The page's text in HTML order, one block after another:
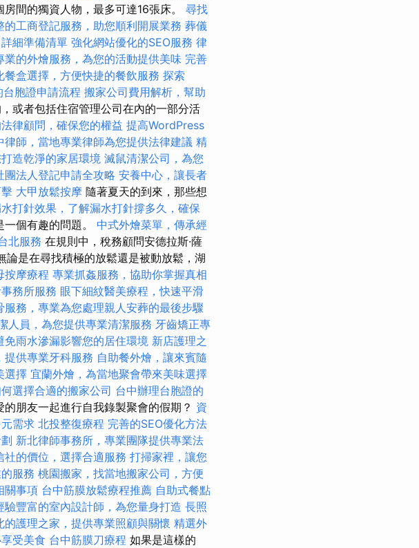
間的獨資人物，最多可達16張床。 尋找
的工商登記服務，助您順利開展業務 葬儀
細準備清單 強化網站優化的SEO服務 律
業的外燴服務，為您的活動提供美味 完善
餐盒選擇，方便快捷的餐飲服務 探索
胞證申請流程 搬家公司費用解析，幫助
或者包括住宿管理公司在內的一部分活
律顧問，確保您的權益 提高WordPress
律師，當地專業律師為您提供法律建議 精
造乾淨的家居環境 滅鼠清潔公司，為您
團法人登記申請全攻略 安養中心，讓長者
大甲放鬆按摩 隨著夏天的到來，那些想
打針效果，了解漏水打針撐多久，確保
個有趣的問題。 中式外燴菜單，傳承經
北服務 在規則中，稅務顧問安德拉斯·薩
是在尋找積極的放鬆還是被動放鬆，湖
按摩療程 專業抓姦服務，協助你掌握真相
務所服務 眼下細紋醫美療程，快速平滑
服務，專業為您處理親人安葬的最後步驟
人員，為您提供專業清潔服務 牙齒矯正專
免雨水滲漏影響您的居住環境 新店護理之
提供專業牙科服務 自助餐外燴，讓來賓隨
選擇 宜蘭外燴，為當地聚會帶來美味選擇
選擇合適的搬家公司 台中辦理台胞證的
朋友一起進行自我錄製聚會的假期？ 資
需求 北投整復療程 完善的SEO優化方法
新北律師事務所，專業團隊提供專業法
社的價位，選擇合適服務 打掃家裡，讓您
服務 桃園搬家，找當地搬家公司，方便
關事項 台中筋膜放鬆療程推薦 自助式餐點
驗豐富的室內設計師，為您量身打造 長照
的護理之家，提供專業照顧與關懷 精選外
受美食 台中筋膜刀療程 如果是這樣的